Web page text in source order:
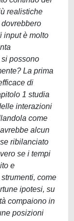
realistiche
input è molto
possono
La prima
di
1 studia
interazioni
come
alcun
ribilanciato
se i tempi
e
come
ipotesi, su
compaiono in
posizioni